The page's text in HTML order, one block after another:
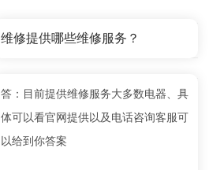
维修提供哪些维修服务？
答：目前提供维修服务大多数电器、具
体可以看官网提供以及电话咨询客服可
以给到你答案